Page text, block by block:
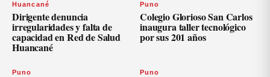
Huancané
Dirigente denuncia
irregularidades y falta de
capacidad en Red de Salud
Huancané
Puno
Colegio Glorioso San Carlos
inaugura taller tecnológico
por sus 201 años
Puno Puno